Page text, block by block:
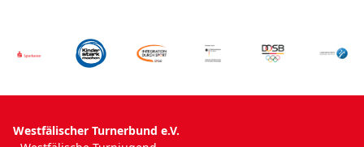
Westfälischer Turnerbund e.V.